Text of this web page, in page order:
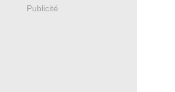
Publicité